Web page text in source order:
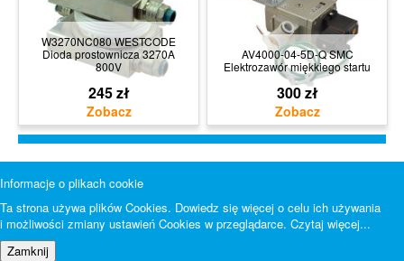
W3270NC080 WESTCODE
Dioda prostownicza 3270A
800V
245 zł
AV4000-04-5D-Q SMC
Elektrozawór miękkiego startu
300 zł
Informacje o plikach cookie
Ta strona używa plików Cookies. Dowiedz się więcej o celu ich używania
i możliwości zmiany ustawień Cookies w przeglądarce. Czytaj więcej...